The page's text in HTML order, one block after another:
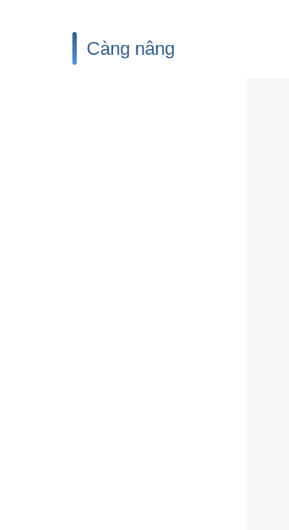
Càng nâng